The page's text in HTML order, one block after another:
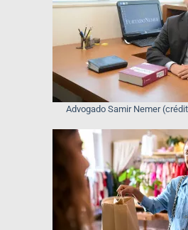
Advogado Samir Nemer